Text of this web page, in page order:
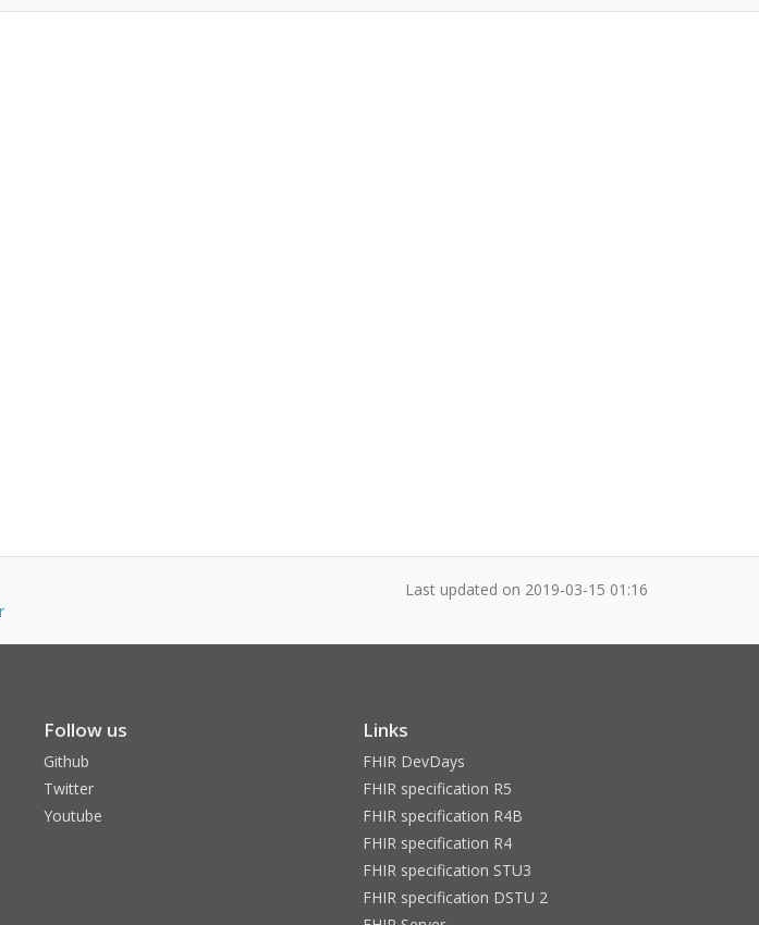
Last updated on 2019-03-15 01:16
Follow us
Github
Twitter
Youtube
Links
FHIR DevDays
FHIR specification R5
FHIR specification R4B
FHIR specification R4
FHIR specification STU3
FHIR specification DSTU 2